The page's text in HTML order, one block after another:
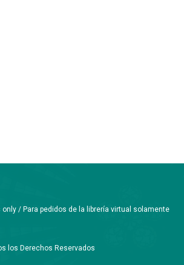
only / Para pedidos de la librería virtual solamente
los Derechos Reservados